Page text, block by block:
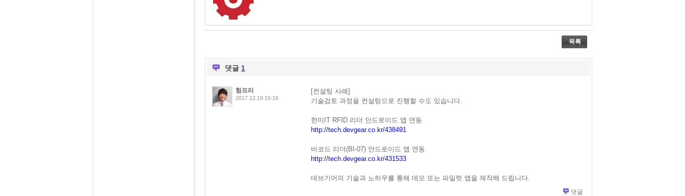
목록
댓글 1
험프리
2017.12.19 15:19
[컨설팅 사례]
기술검토 과정을 컨설팅으로 진행할 수도 있습니다.
한미IT RFID 리더 안드로이드 앱 연동
http://tech.devgear.co.kr/438491
바코드 리더(BI-07) 안드로이드 앱 연동
http://tech.devgear.co.kr/431533
데브기어의 기술과 노하우를 통해 데모 또는 파일럿 앱을 제작해 드립니다.
댓글